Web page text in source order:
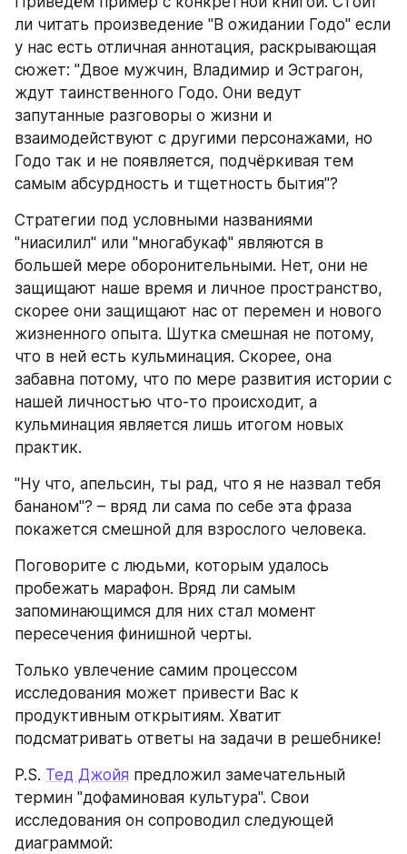
ли читать произведение "В ожидании Годо" если
у нас есть отличная аннотация, раскрывающая
сюжет: "Двое мужчин, Владимир и Эстрагон,
ждут таинственного Годо. Они ведут
запутанные разговоры о жизни и
взаимодействуют с другими персонажами, но
Годо так и не появляется, подчёркивая тем
самым абсурдность и тщетность бытия"?
Стратегии под условными названиями
"ниасилил" или "многабукаф" являются в
большей мере оборонительными. Нет, они не
защищают наше время и личное пространство,
скорее они защищают нас от перемен и нового
жизненного опыта. Шутка смешная не потому,
что в ней есть кульминация. Скорее, она
забавна потому, что по мере развития истории с
нашей личностью что-то происходит, а
кульминация является лишь итогом новых
практик.
"Ну что, апельсин, ты рад, что я не назвал тебя
бананом"? – вряд ли сама по себе эта фраза
покажется смешной для взрослого человека.
Поговорите с людьми, которым удалось
пробежать марафон. Вряд ли самым
запоминающимся для них стал момент
пересечения финишной черты.
Только увлечение самим процессом
исследования может привести Вас к
продуктивным открытиям. Хватит
подсматривать ответы на задачи в решебнике!
P.S. Тед Джойя предложил замечательный
термин "дофаминовая культура". Свои
исследования он сопроводил следующей
диаграммой: